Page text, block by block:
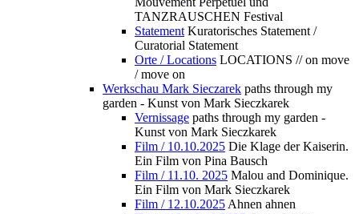
TANZRAUSCHEN Festival
Statement Kuratorisches Statement /
Curatorial Statement
Orte / Locations LOCATIONS // on move
/ move on
Werkschau Mark Sieczarek paths through my
garden - Kunst von Mark Sieczkarek
Vernissage paths through my garden -
Kunst von Mark Sieczkarek
Film / 10.10.2025 Die Klage der Kaiserin.
Ein Film von Pina Bausch
Film / 11.10. 2025 Malou and Dominique.
Ein Film von Mark Sieczkarek
Film / 12.10.2025 Ahnen ahnen